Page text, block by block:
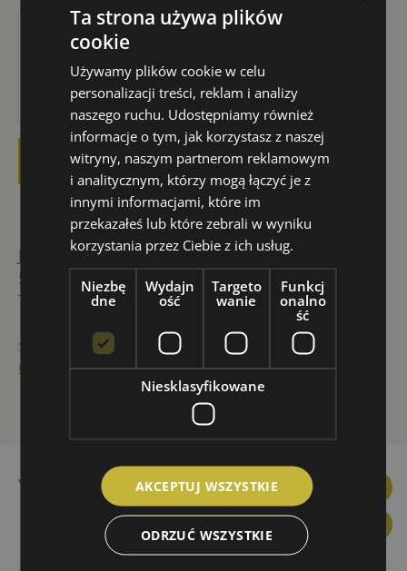
Januszowicka 5
53-135 Wrocław, Poland
TriQube, 4th floor
+48 535 634 899
contact@youenglish.school
YouEnglish prices
FacebookLinkedinInstagramYouTube
Ta strona używa plików
cookie
Używamy plików cookie w celu
personalizacji treści, reklam i analizy
naszego ruchu. Udostępniamy również
informacje o tym, jak korzystasz z naszej
witryny, naszym partnerom reklamowym
i analitycznym, którzy mogą łączyć je z
innymi informacjami, które im
przekazałeś lub które zebrali w wyniku
korzystania przez Ciebie z ich usług.
Niezbę
dne
Wydajn
ość
Targeto
wanie
Funkcj
onalno
ść
Niesklasyfikowane
AKCEPTUJ WSZYSTKIE
ODRZUĆ WSZYSTKIE